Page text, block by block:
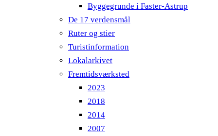
Byggegrunde i Faster-Astrup
De 17 verdensmål
Ruter og stier
Turistinformation
Lokalarkivet
Fremtidsværksted
2023
2018
2014
2007